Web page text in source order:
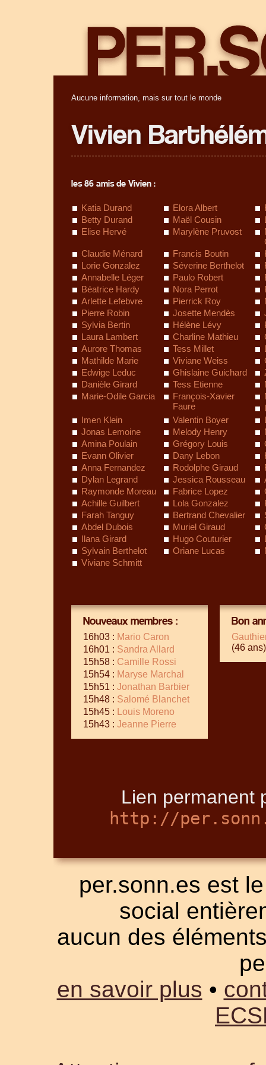
Aucune information, mais sur tout le monde
Vivien
les 86 amis de Vivien :
Katia Durand Elora Albert
Betty Durand
Maël Cousin
Elise Hervé
Marylène Pruvost
Claudie Ménard
Francis Boutin
Lorie Gonzalez
Séverine Berthelot
Annabelle Léger
Paulo Robert
Béatrice Hardy
Nora Perrot
Arlette Lefebvre
Pierrick Roy
Pierre Robin
Josette Mendès
Sylvia Bertin
Hélène Lévy
Laura Lambert
Charline Mathieu
Aurore Thomas
Tess Millet
Mathilde Marie
Viviane Weiss
Edwige Leduc
Ghislaine Guichard
Danièle Girard
Tess Etienne
Marie-Odile Garcia
François-Xavier
Faure
Imen Klein
Valentin Boyer
Jonas Lemoine
Melody Henry
Amina Poulain
Grégory Louis
Evann Olivier
Dany Lebon
Anna Fernandez
Rodolphe Giraud
Dylan Legrand
Jessica Rousseau
Raymonde Moreau
Fabrice Lopez
Achille Guilbert
Lola Gonzalez
Farah Tanguy
Bertrand Chevalier
Abdel Dubois
Muriel Giraud
Ilana Girard
Hugo Couturier
Sylvain Berthelot
Oriane Lucas
Viviane Schmitt
Nouveaux membres :
16h03 : Mario Caron
16h01 : Sandra Allard
15h58 : Camille Rossi
15h54 : Maryse Marchal
15h51 : Jonathan Barbier
15h48 : Salomé Blanchet
15h45 :
Louis Moreno
15h43 : Jeanne Pierre
Bon
(46 ans)
Lien permanent
http://
per.sonn.es est
social
aucun des
en savoir plus •